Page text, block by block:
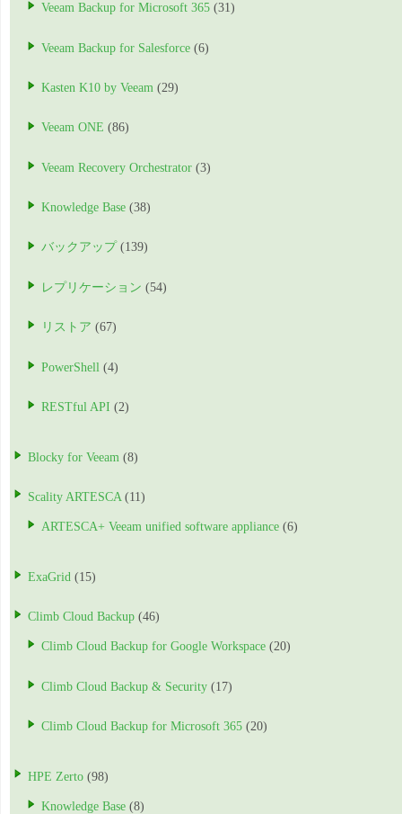
Veeam Backup for Microsoft 365 (31)
Veeam Backup for Salesforce (6)
Kasten K10 by Veeam (29)
Veeam ONE (86)
Veeam Recovery Orchestrator (3)
Knowledge Base (38)
バックアップ (139)
レプリケーション (54)
リストア (67)
PowerShell (4)
RESTful API (2)
Blocky for Veeam (8)
Scality ARTESCA (11)
ARTESCA+ Veeam unified software appliance (6)
ExaGrid (15)
Climb Cloud Backup (46)
Climb Cloud Backup for Google Workspace (20)
Climb Cloud Backup & Security (17)
Climb Cloud Backup for Microsoft 365 (20)
HPE Zerto (98)
Knowledge Base (8)